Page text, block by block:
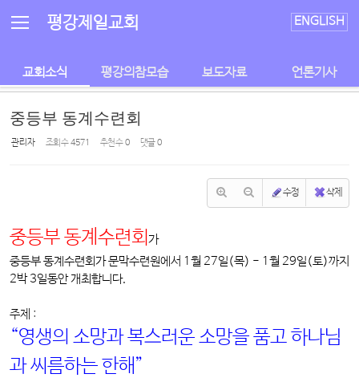
평강제일교회 ENGLISH
교회소식 평강의참모습 보도자료 언론기사
중등부 동계수련회
관리자 조회 수4571 추천 수0 댓글0
수정 삭제
중등부 동계수련회 가
중등부 동계수련회가 문막수련원에서 1월 27일(목) - 1월 29일(토)까지
2박 3일동안 개최합니다.
주제 :
“영생의 소망과 복스러운 소망을 품고 하나님
과 씨름하는 한해”